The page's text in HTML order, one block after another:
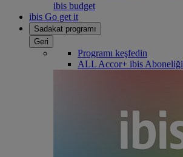
ibis budget
ibis Go get it
Sadakat programı
Geri
Programı keşfedin
ALL Accor+ ibis Aboneliği